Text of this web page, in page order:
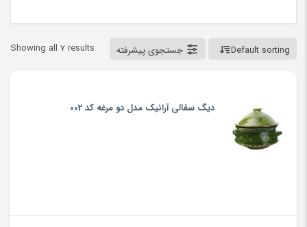
Showing all 7 results Default sorting جستجوی پیشرفته
دیگ سفالی آرانیک مدل دو مرغه کد 002